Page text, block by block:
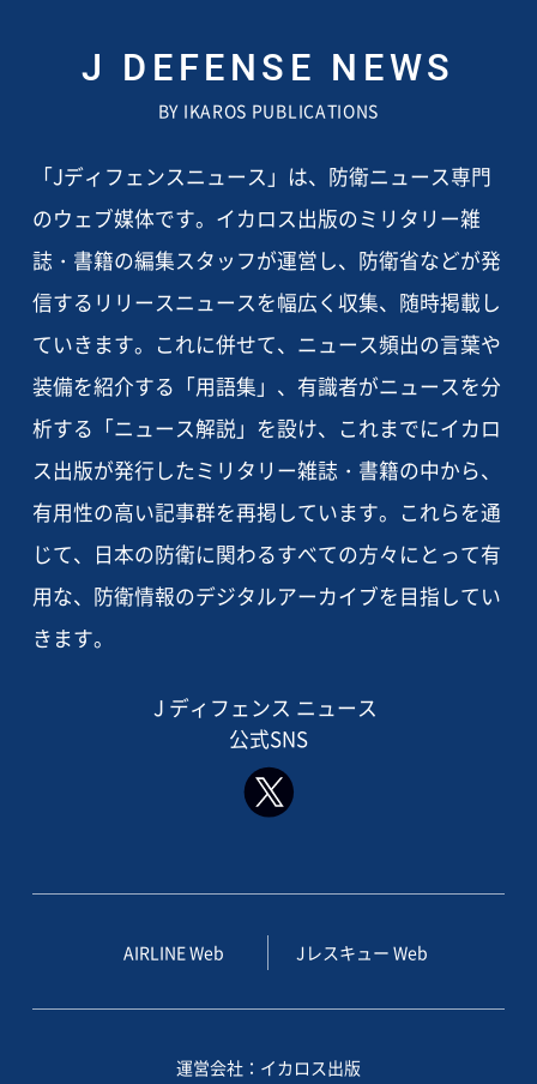
J DEFENSE NEWS
BY IKAROS PUBLICATIONS
「Jディフェンスニュース」は、防衛ニュース専門
のウェブ媒体です。イカロス出版のミリタリー雑
誌・書籍の編集スタッフが運営し、防衛省などが発
信するリリースニュースを幅広く収集、随時掲載し
ていきます。これに併せて、ニュース頻出の言葉や
装備を紹介する「用語集」、有識者がニュースを分
析する「ニュース解説」を設け、これまでにイカロ
ス出版が発行したミリタリー雑誌・書籍の中から、
有用性の高い記事群を再掲しています。これらを通
じて、日本の防衛に関わるすべての方々にとって有
用な、防衛情報のデジタルアーカイブを目指してい
きます。
J ディフェンス ニュース
公式SNS
AIRLINE Web Jレスキュー Web
運営会社：イカロス出版